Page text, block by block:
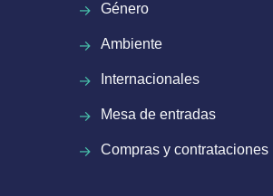
Género
Ambiente
Internacionales
Mesa de entradas
Compras y contrataciones